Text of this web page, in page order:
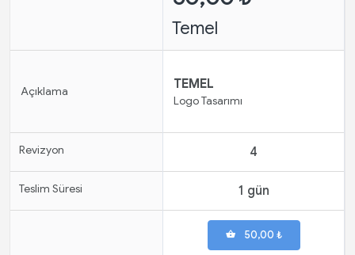
Temel
Açıklama TEMEL
Logo Tasarımı
Revizyon 4
Teslim Süresi 1 gün
50,00 ₺